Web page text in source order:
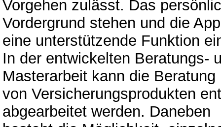
Vorgehen zulässt. Das
Vordergrund stehen und die
eine unterstützende Funktion
In der entwickelten Beratungs-
Masterarbeit kann die
von Versicherungsprodukten
abgearbeitet werden. Daneben